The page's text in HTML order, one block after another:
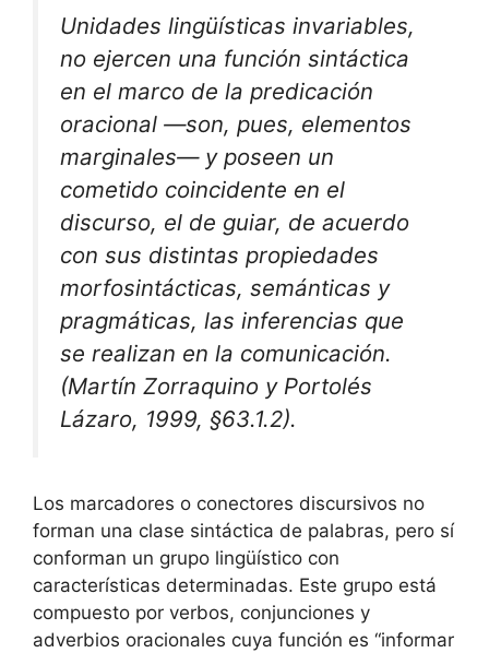
Unidades lingüísticas invariables,
no ejercen una función sintáctica
en el marco de la predicación
oracional —son, pues, elementos
marginales— y poseen un
cometido coincidente en el
discurso, el de guiar, de acuerdo
con sus distintas propiedades
morfosintácticas, semánticas y
pragmáticas, las inferencias que
se realizan en la comunicación.
(Martín Zorraquino y Portolés
Lázaro, 1999, §63.1.2).
Los marcadores o conectores discursivos no
forman una clase sintáctica de palabras, pero sí
conforman un grupo lingüístico con
características determinadas. Este grupo está
compuesto por verbos, conjunciones y
adverbios oracionales cuya función es “informar